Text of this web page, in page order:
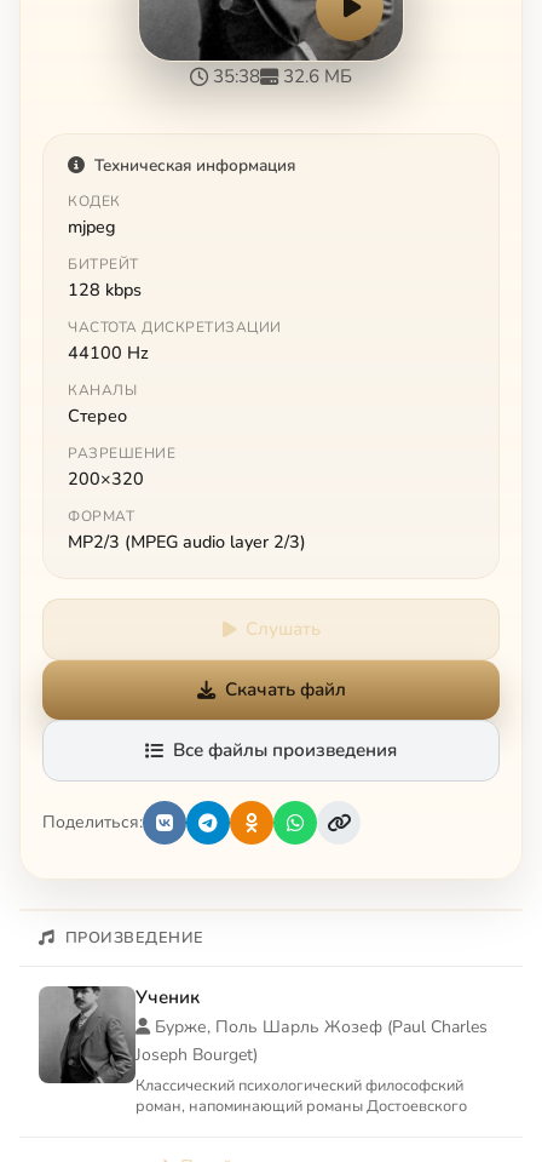
35:38 32.6 МБ
Техническая информация
КОДЕК
mjpeg
БИТРЕЙТ
128 kbps
ЧАСТОТА ДИСКРЕТИЗАЦИИ
44100 Hz
КАНАЛЫ
Стерео
РАЗРЕШЕНИЕ
200×320
ФОРМАТ
MP2/3 (MPEG audio layer 2/3)
Слушать
Скачать файл
Все файлы произведения
Поделиться:
ПРОИЗВЕДЕНИЕ
Ученик
Бурже, Поль Шарль Жозеф (Paul Charles
Joseph Bourget)
Классический психологический философский
роман, напоминающий романы Достоевского